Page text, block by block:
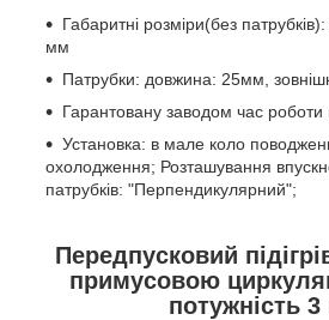
Габаритні розміри(без
мм
Патрубки: довжина: 25мм,
Гарантовану заводом час
Установка: в мале коло
охолодження; Розташування
патрубків: "Перпендикулярний";
Передпусковий
примусовою
потужність 3